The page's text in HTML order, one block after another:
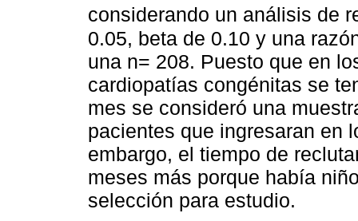
considerando un análisis de
0.05, beta de 0.10 y una
una n= 208. Puesto que en
cardiopatías congénitas se
mes se consideró una
pacientes que ingresaran en
embargo, el tiempo de
meses más porque había
selección para estudio.